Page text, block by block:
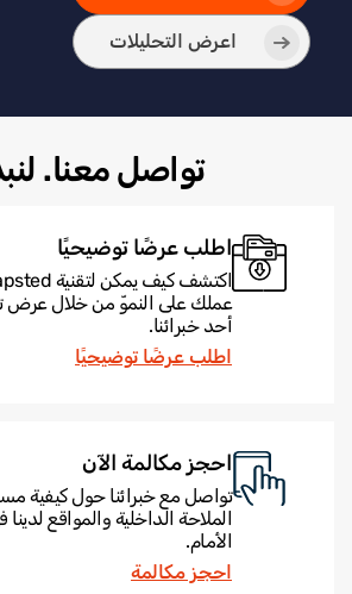
اعرض التحليلات
تواصل معنا.
اطلب عرضًا توضيحيًا
عملك على النموّ من خلال عرض
أحد خبرائنا.
اطلب عرضًا توضيحيًا
احجز مكالمة الآن
تواصل مع خبرائنا حول كيفية
الملاحة الداخلية والمواقع
الأمام.
احجز مكالمة